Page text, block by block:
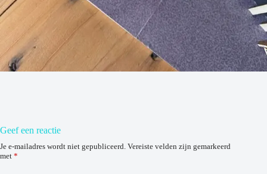
Geef een reactie
Je e-mailadres wordt niet gepubliceerd. Vereiste velden zijn gemarkeerd
met *